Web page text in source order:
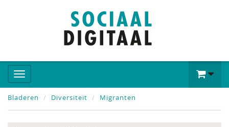
Bladeren Diversiteit Migranten